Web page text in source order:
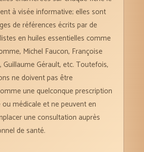
à visée informative; elles sont
de références écrits par de
en huiles essentielles comme
Michel Faucon, Françoise
Guillaume Gérault, etc. Toutefois,
ne doivent pas être
une quelconque prescription
médicale et ne peuvent en
une consultation auprès
de santé.